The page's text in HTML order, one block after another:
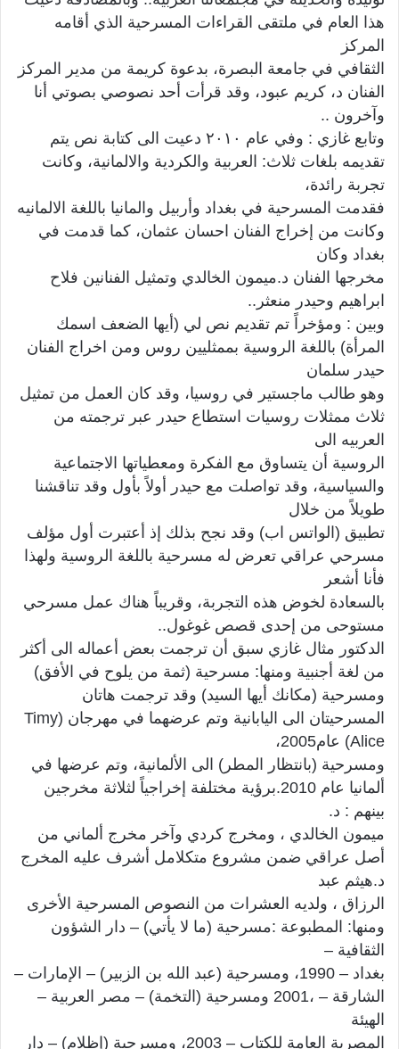
هذا العام في ملتقى القراءات المسرحية الذي أقامه
المركز
الثقافي في جامعة البصرة، بدعوة كريمة من مدير المركز
الفنان د، كريم عبود، وقد قرأت أحد نصوصي بصوتي أنا
وآخرون ..
وتابع غازي : وفي عام ٢٠١٠ دعيت الى كتابة نص يتم
تقديمه بلغات ثلاث: العربية والكردية والالمانية، وكانت
تجربة رائدة،
فقدمت المسرحية في بغداد وأربيل والمانيا باللغة الالمانيه
وكانت من إخراج الفنان احسان عثمان، كما قدمت في
بغداد وكان
مخرجها الفنان د.ميمون الخالدي وتمثيل الفنانين فلاح
ابراهيم وحيدر منعثر..
وبين : ومؤخراً تم تقديم نص لي (أيها الضعف اسمك
المرأة) باللغة الروسية بممثليين روس ومن اخراج الفنان
حيدر سلمان
وهو طالب ماجستير في روسيا، وقد كان العمل من تمثيل
ثلاث ممثلات روسيات استطاع حيدر عبر ترجمته من
العربيه الى
الروسية أن يتساوق مع الفكرة ومعطياتها الاجتماعية
والسياسية، وقد تواصلت مع حيدر أولاً بأول وقد تناقشنا
طويلاً من خلال
تطبيق (الواتس اب) وقد نجح بذلك إذ أعتبرت أول مؤلف
مسرحي عراقي تعرض له مسرحية باللغة الروسية ولهذا
فأنا أشعر
بالسعادة لخوض هذه التجربة، وقريباً هناك عمل مسرحي
مستوحى من إحدى قصص غوغول..
الدكتور مثال غازي سبق أن ترجمت بعض أعماله الى أكثر
من لغة أجنبية ومنها: مسرحية (ثمة من يلوح في الأفق)
ومسرحية (مكانك أيها السيد) وقد ترجمت هاتان
المسرحيتان الى اليابانية وتم عرضهما في مهرجان (Timy
Alice) عام2005،
ومسرحية (بانتظار المطر) الى الألمانية، وتم عرضها في
ألمانيا عام 2010.برؤية مختلفة إخراجياً لثلاثة مخرجين
بينهم : د.
ميمون الخالدي ، ومخرج كردي وآخر مخرج ألماني من
أصل عراقي ضمن مشروع متكلامل أشرف عليه المخرج
د.هيثم عبد
الرزاق ، ولديه العشرات من النصوص المسرحية الأخرى
ومنها: المطبوعة :مسرحية (ما لا يأتي) – دار الشؤون
الثقافية –
بغداد – 1990، ومسرحية (عبد الله بن الزبير) – الإمارات –
الشارقة – ،2001 ومسرحية (التخمة) – مصر العربية –
الهيئة
المصرية العامة للكتاب – 2003، ومسرحية (إظلام) – دار